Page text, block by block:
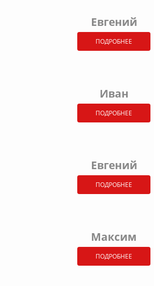
Евгений
ПОДРОБНЕЕ
Иван
ПОДРОБНЕЕ
Евгений
ПОДРОБНЕЕ
Максим
ПОДРОБНЕЕ